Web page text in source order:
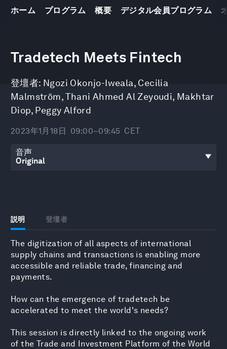
ホーム プログラム 概要 デジタル会員プログラム
Tradetech Meets Fintech
登壇者: Ngozi Okonjo-Iweala, Cecilia
Malmström,Thani Ahmed Al Zeyoudi, Makhtar
Diop, Peggy Alford
2023年1月18日 09:00–09:45 CET
音声
説明 登壇者
The digitization of all aspects of international
supply chains and transactions is enabling more
accessible and reliable trade, financing and
payments.
How can the emergence of tradetech be
accelerated to meet the world's needs?
This session is directly linked to the ongoing work
of the Trade and Investment Platform of the World
38
seconds